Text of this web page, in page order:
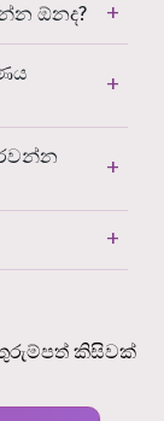
ඕනද?
කිසිවක්